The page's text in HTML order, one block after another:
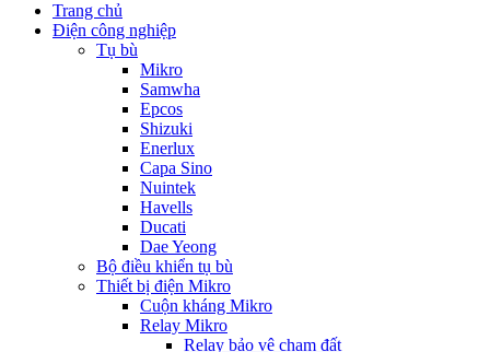
Trang chủ
Điện công nghiệp
Tụ bù
Mikro
Samwha
Epcos
Shizuki
Enerlux
Capa Sino
Nuintek
Havells
Ducati
Dae Yeong
Bộ điều khiển tụ bù
Thiết bị điện Mikro
Cuộn kháng Mikro
Relay Mikro
Relay bảo vệ chạm đất